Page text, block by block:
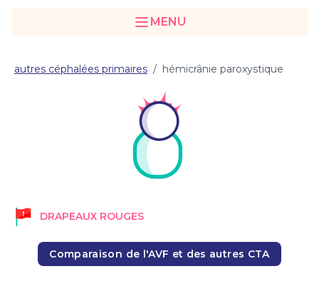
MENU
autres céphalées primaires / hémicrânie paroxystique
DRAPEAUX ROUGES
Comparaison de l'AVF et des autres CTA